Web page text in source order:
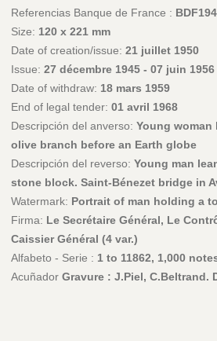
Referencias Banque de France :
Size: 120 x 221 mm
Date of creation/issue: 21 juillet 1950
Issue: 27 décembre 1945 - 07 juin 1956
Date of withdraw: 18 mars 1959
End of legal tender: 01 avril 1968
Descripción del anverso: Young
olive branch before an Earth globe
Descripción del reverso: Young man
stone block. Saint-Bénezet bridge in
Watermark: Portrait of man holding a
Firma: Le Secrétaire Général, Le
Caissier Général (4 var.)
Alfabeto - Serie : 1 to 11862, 1,000
Acuñador Gravure : J.Piel, C.Beltrand.